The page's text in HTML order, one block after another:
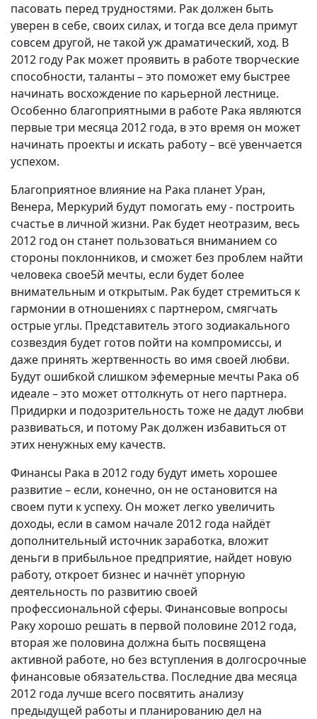
пасовать перед трудностями. Рак должен быть
уверен в себе, своих силах, и тогда все дела примут
совсем другой, не такой уж драматический, ход. В
2012 году Рак может проявить в работе творческие
способности, таланты – это поможет ему быстрее
начинать восхождение по карьерной лестнице.
Особенно благоприятными в работе Рака являются
первые три месяца 2012 года, в это время он может
начинать проекты и искать работу – всё увенчается
успехом.
Благоприятное влияние на Рака планет Уран,
Венера, Меркурий будут помогать ему - построить
счастье в личной жизни. Рак будет неотразим, весь
2012 год он станет пользоваться вниманием со
стороны поклонников, и сможет без проблем найти
человека свое5й мечты, если будет более
внимательным и открытым. Рак будет стремиться к
гармонии в отношениях с партнером, смягчать
острые углы. Представитель этого зодиакального
созвездия будет готов пойти на компромиссы, и
даже принять жертвенность во имя своей любви.
Будут ошибкой слишком эфемерные мечты Рака об
идеале – это может оттолкнуть от него партнера.
Придирки и подозрительность тоже не дадут любви
развиваться, и потому Рак должен избавиться от
этих ненужных ему качеств.
Финансы Рака в 2012 году будут иметь хорошее
развитие – если, конечно, он не остановится на
своем пути к успеху. Он может легко увеличить
доходы, если в самом начале 2012 года найдёт
дополнительный источник заработка, вложит
деньги в прибыльное предприятие, найдет новую
работу, откроет бизнес и начнёт упорную
деятельность по развитию своей
профессиональной сферы. Финансовые вопросы
Раку хорошо решать в первой половине 2012 года,
вторая же половина должна быть посвящена
активной работе, но без вступления в долгосрочные
финансовые обязательства. Последние два месяца
2012 года лучше всего посвятить анализу
предыдущей работы и планированию дел на